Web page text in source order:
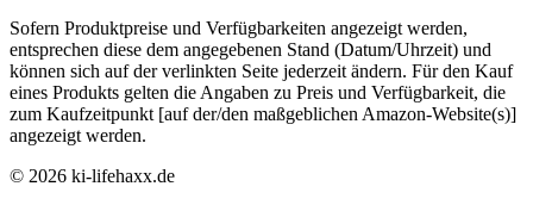
Sofern Produktpreise und Verfügbarkeiten angezeigt werden,
entsprechen diese dem angegebenen Stand (Datum/Uhrzeit) und
können sich auf der verlinkten Seite jederzeit ändern. Für den Kauf
eines Produkts gelten die Angaben zu Preis und Verfügbarkeit, die
zum Kaufzeitpunkt [auf der/den maßgeblichen Amazon-Website(s)]
angezeigt werden.
© 2026 ki-lifehaxx.de